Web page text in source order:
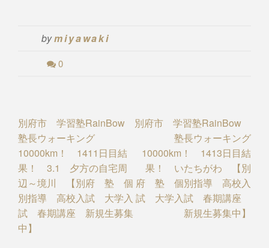
bymiyawaki
0
Post
navigation
別府市 学習塾RainBow
塾長ウォーキング
10000km！ 1411日目結
果！ 3.1 夕方の自宅周
辺～境川 【別府 塾 個
別指導 高校入試 大学入
試 春期講座 新規生募集
中】
別府市 学習塾RainBow
塾長ウォーキング
10000km！ 1413日目結
果！ いたちがわ 【別
府 塾 個別指導 高校入
試 大学入試 春期講座
新規生募集中】